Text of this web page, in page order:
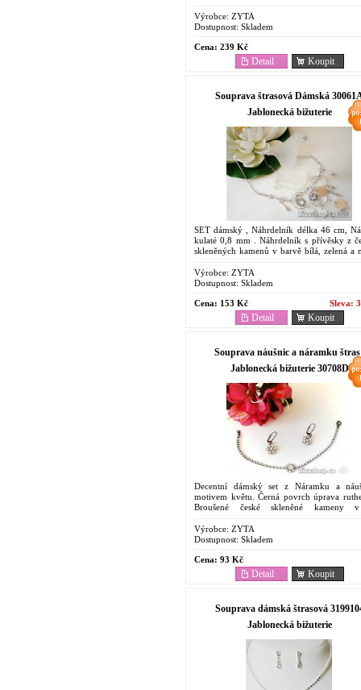
kvalitní...
Výrobce: ZYTA
Dostupnost: Skladem
Cena: 239 Kč
Koupit
Detail
Souprava štrasová Dámská
Jablonecká bižuterie
SET dámský , Náhrdelník délka 46 cm,
kulaté 0,8 mm . Náhrdelník s přívěsky z
skleněných kamenů v barvě bílá, zelená a
romantický...
Výrobce: ZYTA
Dostupnost: Skladem
Cena: 153 Kč Sleva:
Koupit
Detail
Souprava náušnic a náramku štras
Jablonecká bižuterie 30708D
Decentní dámský set z Náramku a
motivem květu. Černá povrch úprava
Broušené české skleněné kameny
Vaše objednávka...
Výrobce: ZYTA
Dostupnost: Skladem
Cena: 93 Kč
Koupit
Detail
Souprava dámská štrasová
Jablonecká bižuterie